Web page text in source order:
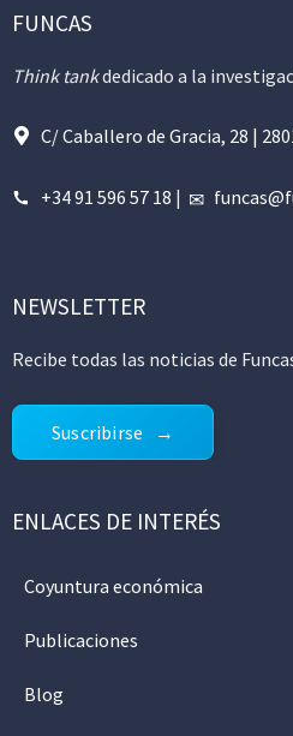
FUNCAS
Think tankdedicado a la
C/ Caballero de Gracia, 28 |
+34 91 596 57 18 |
NEWSLETTER
Recibe todas las noticias de
Suscribirse
ENLACES DE INTERÉS
Coyuntura económica
Publicaciones
Blog